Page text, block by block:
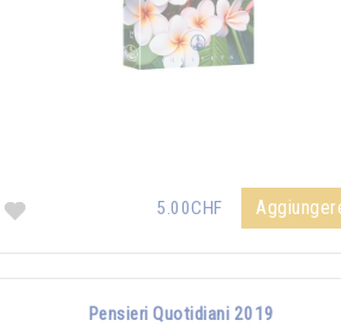
5.00CHF
Pensieri Quotidiani 2019